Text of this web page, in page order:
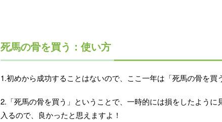
死馬の骨を買う：使い方
1.初めから成功することはないので、ここ一年は「死馬の骨を
2.「死馬の骨を買う」ということで、一時的には損をしたよう
入るので、良かったと思えますよ！